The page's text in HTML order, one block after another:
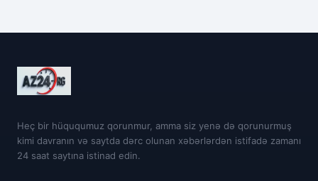
Heç bir hüququmuz qorunmur, amma siz yenə də qorunurmuş
kimi davranın və saytda dərc olunan xəbərlərdən istifadə zamanı
24 saat saytına istinad edin.